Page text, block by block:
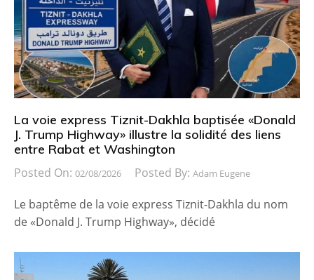
La voie express Tiznit-Dakhla baptisée «Donald
J. Trump Highway» illustre la solidité des liens
entre Rabat et Washington
Posted On: 02/08/2026 Posted By: Adam Eugene
Le baptême de la voie express Tiznit-Dakhla du nom
de «Donald J. Trump Highway», décidé